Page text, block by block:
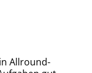
Allround-